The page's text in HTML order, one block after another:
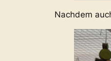
Nachdem